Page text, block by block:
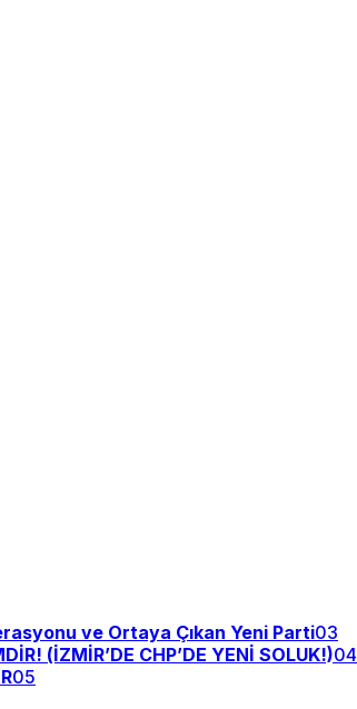
ve Ortaya Çıkan Yeni Parti03
(İZMİR’DE CHP’DE YENİ SOLUK!)04
05